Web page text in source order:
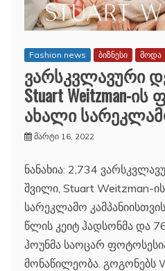
Fashion news ბიზნესი მოდა
ვარსკვლავური
Stuart Weitzman-
ახალი
მარტი 16, 2022
ნანახია: 2,734
შვილი, Stuart Weitzman-
სარეკლამო
წლის კეიტ ჰადსონმა და
ჰოუნმა საოცარ
მონაწილეობა. გოგონებს